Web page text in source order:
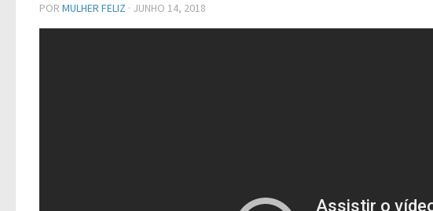
POR MULHER FELIZ · JUNHO 14, 2018